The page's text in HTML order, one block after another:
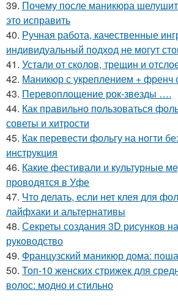
39. Почему после маникюра
это исправить
40. Ручная работа, качественные
индивидуальный подход не могут
41. Устали от сколов, трещин и
42. Маникюр с укреплением + френч
43. Перевоплощение рок-звезды ….
44. Как правильно пользоваться
советы и хитрости
45. Как перевести фольгу на ногти
инструкция
46. Какие фестивали и культурные
проводятся в Уфе
47. Что делать, если нет клея для
лайфхаки и альтернативы
48. Секреты создания 3D рисунков
руководство
49. Французский маникюр дома:
50. Топ-10 женских стрижек для
волос: модно и стильно